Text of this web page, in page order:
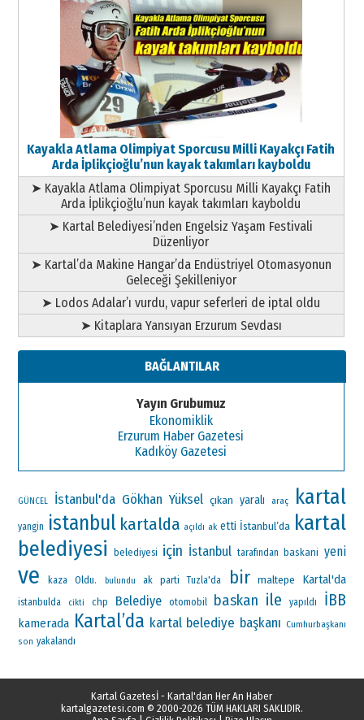
Kayakla Atlama Olimpiyat Sporcusu Milli Kayakçı Fatih
Arda İplikçioğlu’nun kayak takımları kayboldu
➤ Kayakla Atlama Olimpiyat Sporcusu Milli Kayakçı Fatih
Arda İplikçioğlu’nun kayak takımları kayboldu
➤ Kartal Belediyesi’nden Engelsiz Yaşam Festivali
Düzenliyor
➤ Kartal’da Makine Hangar’da Endüstriyel Otomasyonun
Geleceği Şekilleniyor
➤ Lodos Adalar’ı vurdu, vapur seferleri de iptal oldu
➤ Kitaplara Yansıyan Erzurum Sevdası
BAĞLANTILAR
Yayın Grubumuz
Ekonomiklik
Erzurum Haber Gazetesi
Kadıköy Gazetesi
GÜNCEL İstanbul'da Gökhan Yüksel çıkan yaralı araç kartal
yangin istanbul kartalda açıldı ak etti İstanbul’da kartal
belediyesi
belediyesi için İstanbul tarafından baskani yeni
ve kaza Oldu. bulundu ak parti Tuzla'da bir maltepe Kartal'da
istanbulda cikti chp Belediye otomobil baskan ile yapıldı İBB
kamerada Kartal’da kartal belediye başkanı Cumhurbaşkanı
son yakalandı
Kartal Gazetesİ - Kartal'dan Her An Haber
kartalgazetesi.com © 2000-2026 TÜM HAKLARI SAKLIDIR.